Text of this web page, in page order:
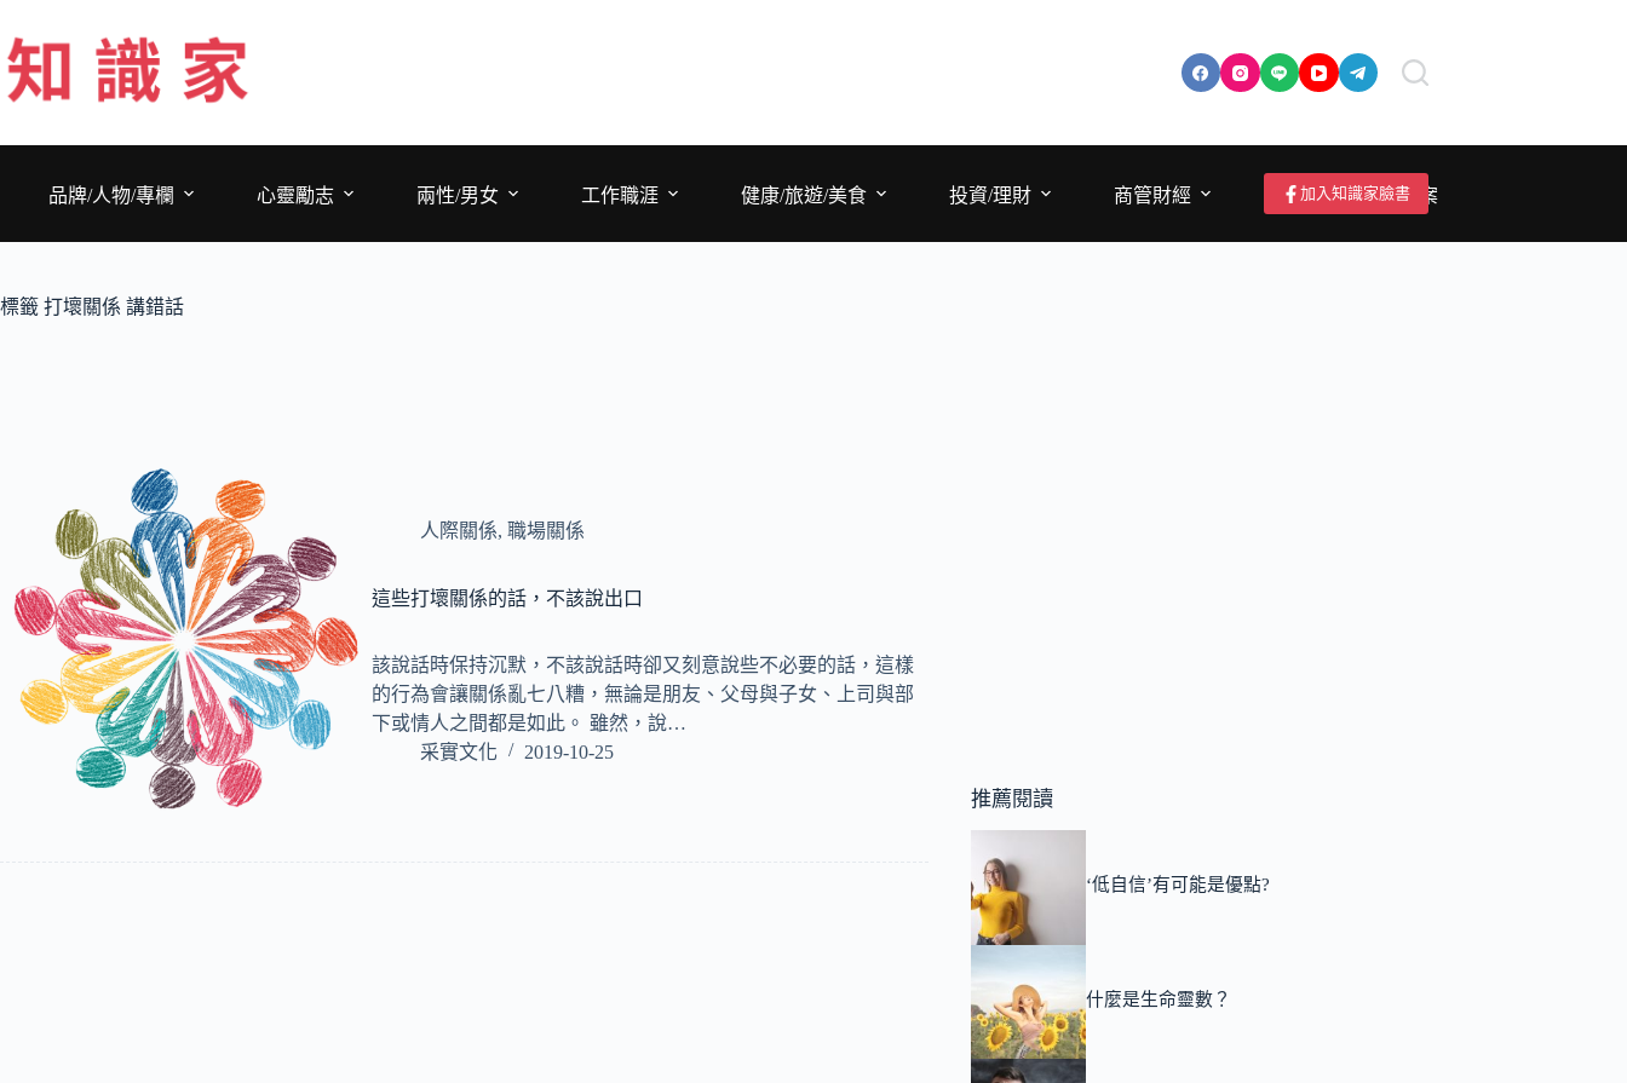
至
主
要
品牌/人物/專欄
心靈勵志 兩性/男女 工作職涯 健康/旅遊/美食 投資/理財 商管財經 成為作者/投稿/提案
加入知識家臉書
標籤 打壞關係 講錯話
人際關係, 職場關係
這些打壞關係的話，不該說出口
該說話時保持沉默，不該說話時卻又刻意說些不必要的話，這樣
的行為會讓關係亂七八糟，無論是朋友、父母與子女、上司與部
下或情人之間都是如此。 雖然，說…
采實文化
2019-10-25
推薦閱讀
‘低自信’有可能是優點?
什麼是生命靈數？